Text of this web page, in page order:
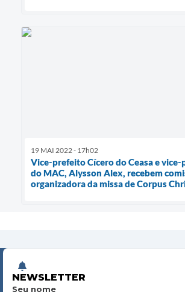
19 MAI 2022 - 17h02
Vice-prefeito Cícero do Ceasa e
do MAC, Alysson Alex, recebem
organizadora da missa de Corpus
NEWSLETTER
Seu nome